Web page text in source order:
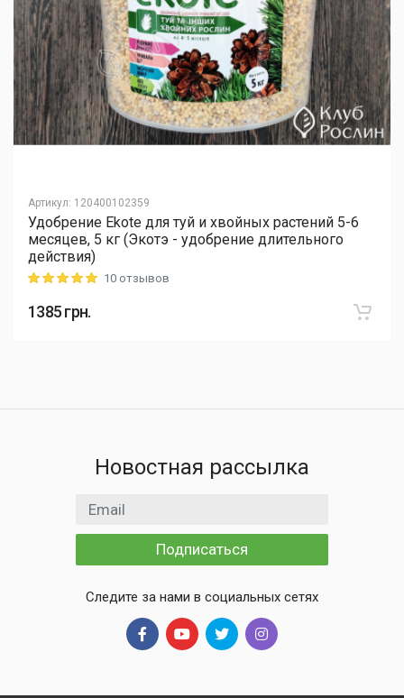
Артикул: 120400102359
Удобрение Ekote для туй и хвойных растений 5-6
месяцев, 5 кг (Экотэ - удобрение длительного
действия)
Rating: 5 out of 510 отзывов
1385грн.
Новостная рассылка
Email адрес
Подписаться
Следите за нами в социальных сетях